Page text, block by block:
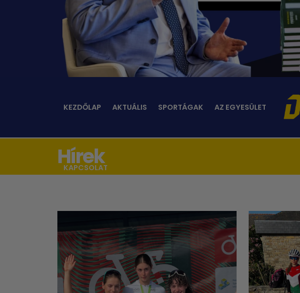
KEZDŐLAP AKTUÁLIS SPORTÁGAK AZ EGYESÜLET
KAPCSOLAT
Hírek